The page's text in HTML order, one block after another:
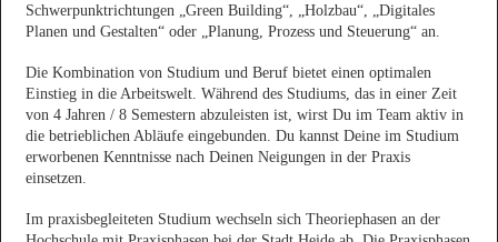
Schwerpunktrichtungen „Green Building“, „Holzbau“, „Digitales
Planen und Gestalten“ oder „Planung, Prozess und Steuerung“ an.
Die Kombination von Studium und Beruf bietet einen optimalen
Einstieg in die Arbeitswelt. Während des Studiums, das in einer Zeit
von 4 Jahren / 8 Semestern abzuleisten ist, wirst Du im Team aktiv in
die betrieblichen Abläufe eingebunden. Du kannst Deine im Studium
erworbenen Kenntnisse nach Deinen Neigungen in der Praxis
einsetzen.
Im praxisbegleiteten Studium wechseln sich Theoriephasen an der